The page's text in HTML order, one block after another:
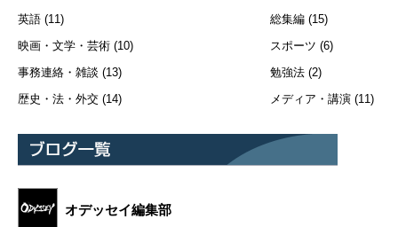
英語 (11)
映画・文学・芸術 (10)
事務連絡・雑談 (13)
歴史・法・外交 (14)
総集編 (15)
スポーツ (6)
勉強法 (2)
メディア・講演 (11)
オデッセイ編集部